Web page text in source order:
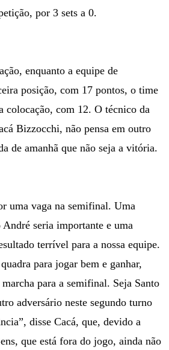
por 3 sets a 0.
enquanto a equipe de
posição, com 17 pontos, o time
colocação, com 12. O técnico da
Bizzocchi, não pensa em outro
de amanhã que não seja a vitória.
uma vaga na semifinal. Uma
seria importante e uma
terrível para a nossa equipe.
para jogar bem e ganhar,
para a semifinal. Seja Santo
adversário neste segundo turno
disse Cacá, que, devido a
que está fora do jogo, ainda não